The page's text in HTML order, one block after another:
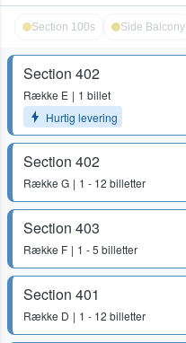
Section 100s Side Balcony
Section 402
Række E
1 billet
Hurtig levering
Section 402
Række G 1 - 12 billetter
Section 403
Række F 1 - 5 billetter
Section 401
Række D 1 - 12 billetter